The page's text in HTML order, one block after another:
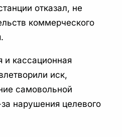
отказал, не
коммерческого
и кассационная
иск,
самовольной
нарушения целевого